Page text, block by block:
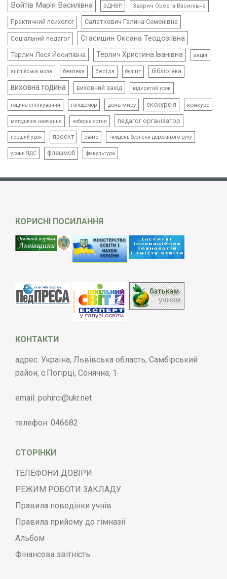
Войтів Марія Василівна ЗДНВР Зварич Ореста Василівна
Практичний психолог Салаткевич Галина Семенівна
Соціальний педагог Стасишин Оксана Теодозіївна
Терлич Леся Йосипівна Терлич Христина Іванівна акція
англійська мова безпека бесіда булінг бібліотека
виховна година виховний захід відкритий урок
година спілкування голодомор день миру екскурсія конкурс
методичне навчання небесна сотня педагог організатор
перший урок проєкт свято тиждень безпеки дорожнього руху
уроки ЯДС флешмоб фізкультура
КОРИСНІ ПОСИЛАННЯ
КОНТАКТИ
адрес: Україна, Львівська область, Самбірський
район, с.Погірці, Сонячна, 1
email: pohirci@ukr.net
телефон: 046682
СТОРІНКИ
ТЕЛЕФОНИ ДОВІРИ
РЕЖИМ РОБОТИ ЗАКЛАДУ
Правила поведінки учнів
Правила прийому до гімназії
Альбом
Фінансова звітність